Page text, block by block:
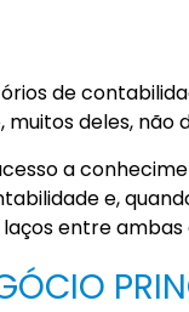
de
deles, não
a
e,
entre ambas